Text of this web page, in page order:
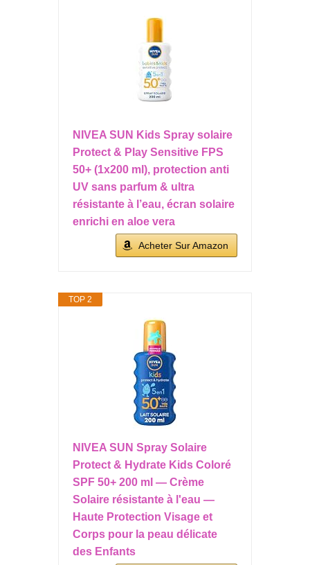
NIVEA SUN Kids Spray solaire
Protect & Play Sensitive FPS
50+ (1x200 ml), protection anti
UV sans parfum & ultra
résistante à l’eau, écran solaire
enrichi en aloe vera
Acheter Sur Amazon
TOP 2
NIVEA SUN Spray Solaire
Protect & Hydrate Kids Coloré
SPF 50+ 200 ml — Crème
Solaire résistante à l'eau —
Haute Protection Visage et
Corps pour la peau délicate
des Enfants